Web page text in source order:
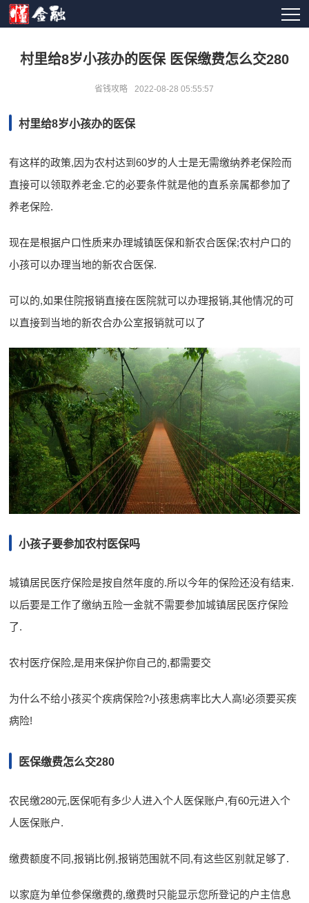
村里给8岁小孩办的医保 医保缴费怎么交280
省钱攻略 2022-08-28 05:55:57
村里给8岁小孩办的医保
有这样的政策,因为农村达到60岁的人士是无需缴纳养老保险而
直接可以领取养老金.它的必要条件就是他的直系亲属都参加了
养老保险.
现在是根据户口性质来办理城镇医保和新农合医保;农村户口的
小孩可以办理当地的新农合医保.
可以的,如果住院报销直接在医院就可以办理报销,其他情况的可
以直接到当地的新农合办公室报销就可以了
小孩子要参加农村医保吗
城镇居民医疗保险是按自然年度的.所以今年的保险还没有结束.
以后要是工作了缴纳五险一金就不需要参加城镇居民医疗保险
了.
农村医疗保险,是用来保护你自己的,都需要交
为什么不给小孩买个疾病保险?小孩患病率比大人高!必须要买疾
病险!
医保缴费怎么交280
农民缴280元,医保呃有多少人进入个人医保账户,有60元进入个
人医保账户.
缴费额度不同,报销比例,报销范围就不同,有这些区别就足够了.
以家庭为单位参保缴费的,缴费时只能显示您所登记的户主信息